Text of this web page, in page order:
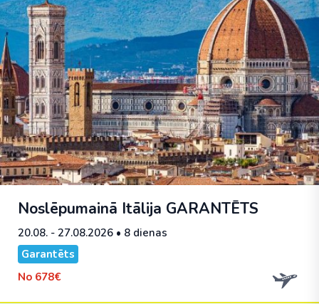
Noslēpumainā Itālija GARANTĒTS
20.08. - 27.08.2026 • 8 dienas
Garantēts
No 678€